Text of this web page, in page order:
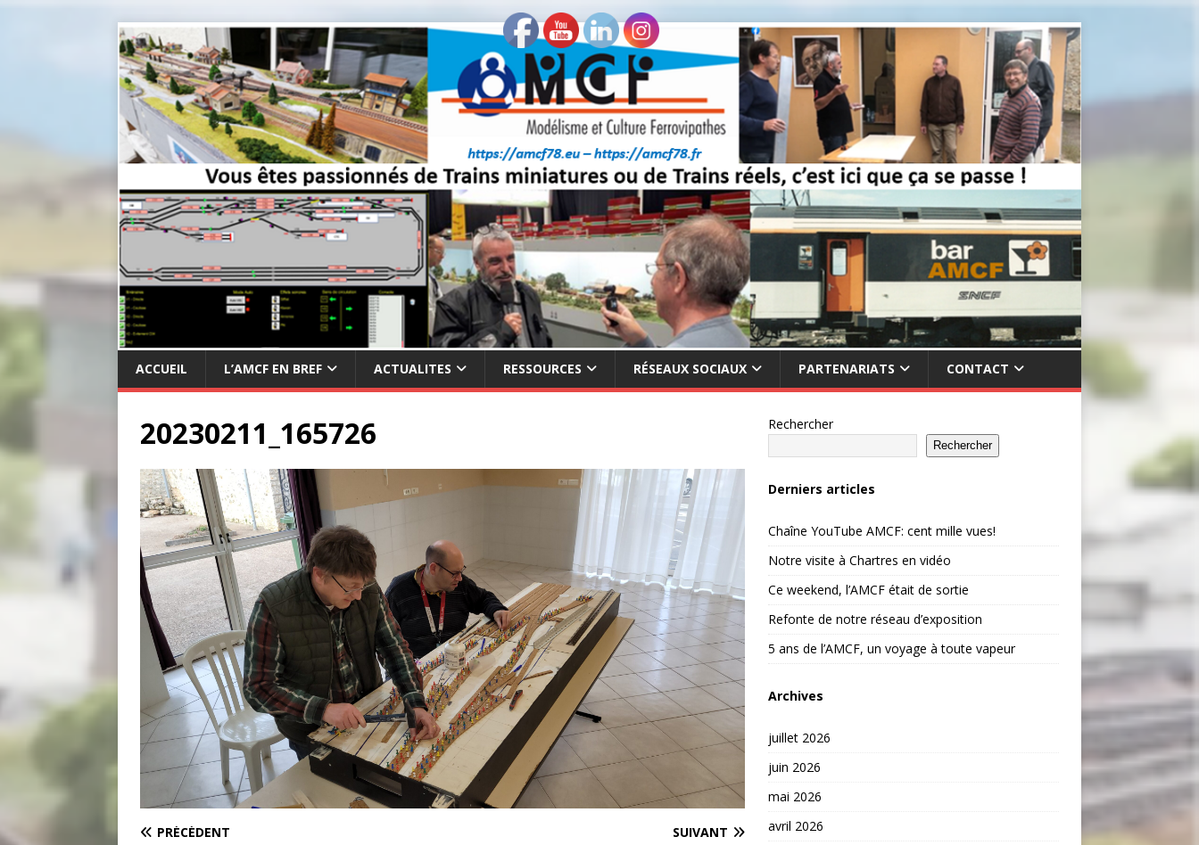
ACCUEIL L’AMCF EN BREF ACTUALITES RESSOURCES RÉSEAUX SOCIAUX PARTENARIATS CONTACT
20230211_165726
PRÉCÉDENT SUIVANT
Rechercher
Rechercher
Derniers articles
Chaîne YouTube AMCF: cent mille vues!
Notre visite à Chartres en vidéo
Ce weekend, l’AMCF était de sortie
Refonte de notre réseau d’exposition
5 ans de l’AMCF, un voyage à toute vapeur
Archives
juillet 2026
juin 2026
mai 2026
avril 2026